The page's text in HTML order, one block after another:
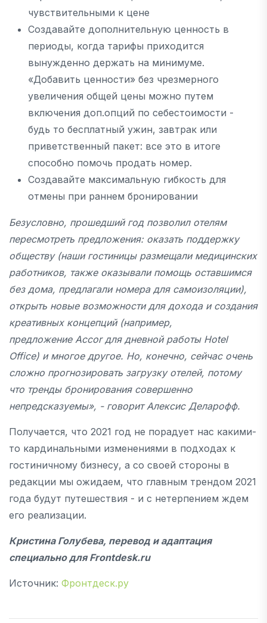
чувствительными к цене
Создавайте дополнительную ценность в
периоды, когда тарифы приходится
вынужденно держать на минимуме.
«Добавить ценности» без чрезмерного
увеличения общей цены можно путем
включения доп.опций по себестоимости -
будь то бесплатный ужин, завтрак или
приветственный пакет: все это в итоге
способно помочь продать номер.
Создавайте максимальную гибкость для
отмены при раннем бронировании
Безусловно, прошедший год позволил отелям
пересмотреть предложения: оказать поддержку
обществу (наши гостиницы размещали медицинских
работников, также оказывали помощь оставшимся
без дома, предлагали номера для самоизоляции),
открыть новые возможности для дохода и создания
креативных концепций (например,
предложение Accor для дневной работы Hotel
Office) и многое другое. Но, конечно, сейчас очень
сложно прогнозировать загрузку отелей, потому
что тренды бронирования совершенно
непредсказуемы», - говорит Алексис Деларофф.
Получается, что 2021 год не порадует нас какими-
то кардинальными изменениями в подходах к
гостиничному бизнесу, а со своей стороны в
редакции мы ожидаем, что главным трендом 2021
года будут путешествия - и с нетерпением ждем
его реализации.
Кристина Голубева, перевод и адаптация
специально дляFrontdesk.ru
Источник: Фронтдеск.ру